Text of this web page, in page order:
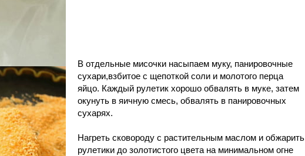
В отдельные мисочки насыпаем муку, панировочные
сухари,взбитое с щепоткой соли и молотого перца
яйцо. Каждый рулетик хорошо обвалять в муке, затем
окунуть в яичную смесь, обвалять в панировочных
сухарях.
Нагреть сковороду с растительным маслом и обжарить
рулетики до золотистого цвета на минимальном огне